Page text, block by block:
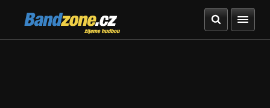
Bandzone.cz
žijeme hudbou